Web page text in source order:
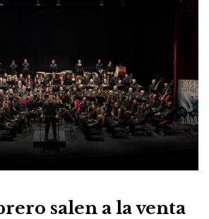
salen a la venta